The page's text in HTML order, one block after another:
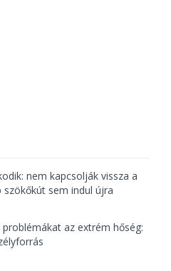
nem kapcsolják vissza a
szökőkút sem indul újra
az extrém hőség: